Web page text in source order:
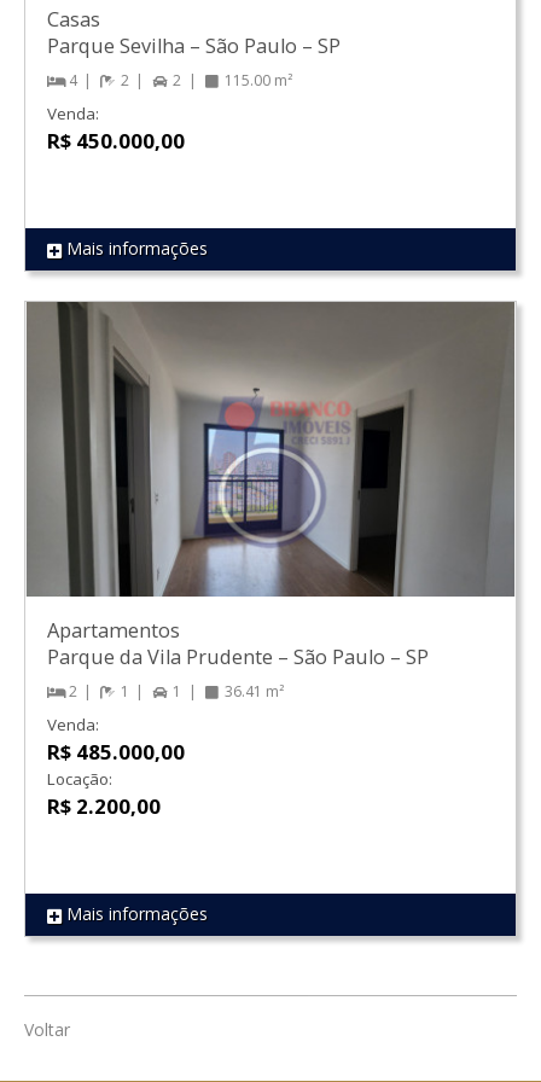
REF 1446
Casas
Parque Sevilha – São Paulo – SP
4 2 2 115.00 m²
Venda:
R$ 450.000,00
Mais informações
REF 1715
Apartamentos
Parque da Vila Prudente – São Paulo – SP
2 1 1 36.41 m²
Venda:
R$ 485.000,00
Locação:
R$ 2.200,00
Mais informações
Voltar